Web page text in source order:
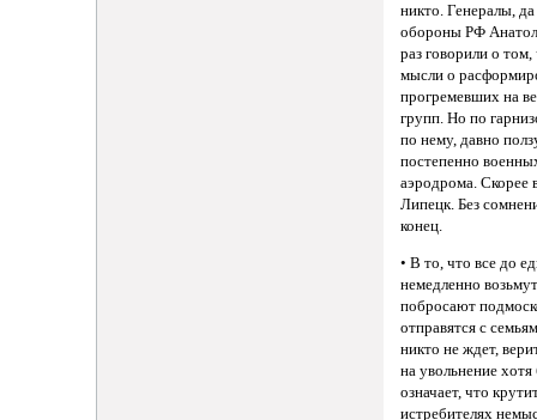
никто. Генералы,
обороны РФ
раз говорили о
мысли о
прогремевших на
групп. Но по
по нему, давно
постепенно
аэродрома. Скорее
Липецк. Без
конец.
• В то, что все до
немедленно
побросают
отправятся с
никто не ждет,
на увольнение
означает, что
истребителях